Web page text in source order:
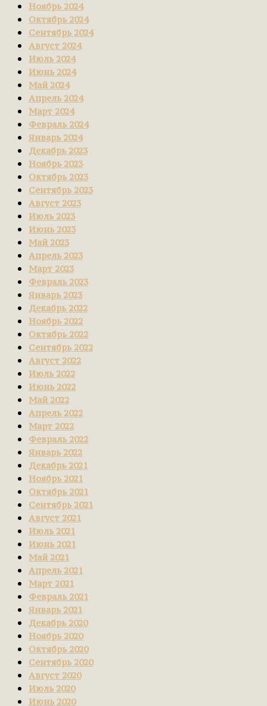
Ноябрь 2024
Октябрь 2024
Сентябрь 2024
Август 2024
Июль 2024
Июнь 2024
Май 2024
Апрель 2024
Март 2024
Февраль 2024
Январь 2024
Декабрь 2023
Ноябрь 2023
Октябрь 2023
Сентябрь 2023
Август 2023
Июль 2023
Июнь 2023
Май 2023
Апрель 2023
Март 2023
Февраль 2023
Январь 2023
Декабрь 2022
Ноябрь 2022
Октябрь 2022
Сентябрь 2022
Август 2022
Июль 2022
Июнь 2022
Май 2022
Апрель 2022
Март 2022
Февраль 2022
Январь 2022
Декабрь 2021
Ноябрь 2021
Октябрь 2021
Сентябрь 2021
Август 2021
Июль 2021
Июнь 2021
Май 2021
Апрель 2021
Март 2021
Февраль 2021
Январь 2021
Декабрь 2020
Ноябрь 2020
Октябрь 2020
Сентябрь 2020
Август 2020
Июль 2020
Июнь 2020